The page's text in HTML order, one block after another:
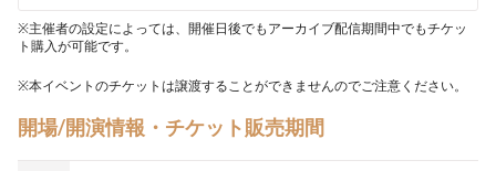
※主催者の設定によっては、開催日後でもアーカイブ配信期間中でもチケッ
ト購入が可能です。
※本イベントのチケットは譲渡することができませんのでご注意ください。
開場/開演情報・チケット販売期間